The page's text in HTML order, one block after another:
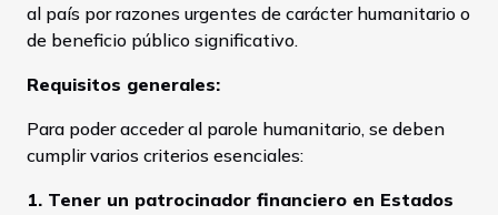
al país por razones urgentes de carácter humanitario o
de beneficio público significativo.
Requisitos generales:
Para poder acceder al parole humanitario, se deben
cumplir varios criterios esenciales:
1. Tener un patrocinador financiero en Estados